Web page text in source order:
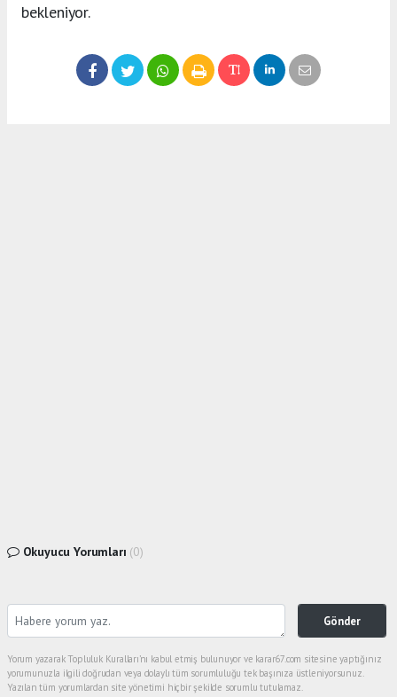
bekleniyor.
Okuyucu Yorumları (0)
Gönder
Yorum yazarak Topluluk Kuralları’nı kabul etmiş bulunuyor ve karar67.com sitesine yaptığınız
yorumunuzla ilgili doğrudan veya dolaylı tüm sorumluluğu tek başınıza üstleniyorsunuz.
Yazılan tüm yorumlardan site yönetimi hiçbir şekilde sorumlu tutulamaz.